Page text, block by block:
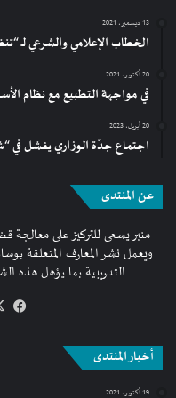
13 ديسمبر، 2021
الخطاب الإعلامي والشرعي لـ
20 أكتوبر، 2021
في مواجهة التطبيع مع نظام
20 أبريل، 2023
اجتماع جدّة الوزاري يفشل في
عن المنتدى
منبر يسعى للتركيز على معالجة
ويعمل نشر المعارف المتعلقة
التدريبية بما يؤهل هذه
أخبار المنتدى
19 أكتوبر، 2021